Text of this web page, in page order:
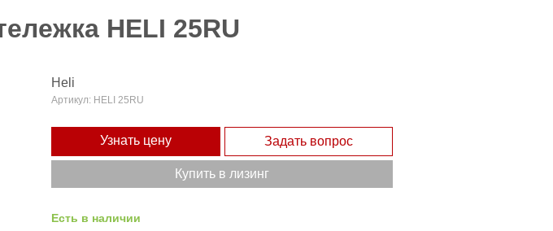
HELI 25RU
Heli
Артикул: HELI 25RU
Узнать цену Задать вопрос
Купить в лизинг
Есть в наличии